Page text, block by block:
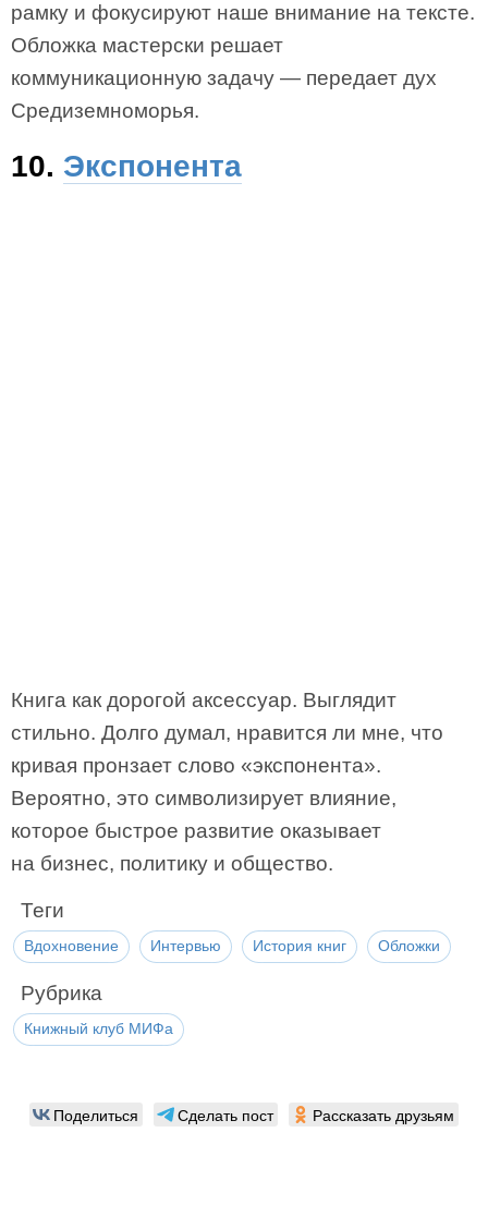
рамку и фокусируют наше внимание на тексте.
Обложка мастерски решает
коммуникационную задачу — передает дух
Средиземноморья.
10. Экспонента
Книга как дорогой аксессуар. Выглядит
стильно. Долго думал, нравится ли мне, что
кривая пронзает слово «экспонента».
Вероятно, это символизирует влияние,
которое быстрое развитие оказывает
на бизнес, политику и общество.
Теги
Вдохновение Интервью История книг Обложки
Рубрика
Книжный клуб МИФа
Поделиться Сделать пост Рассказать друзьям